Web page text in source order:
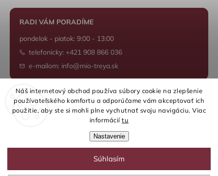
Náš internetový obchod používa súbory cookie na zlepšenie
používateľského komfortu a odporúčame vám akceptovať ich
použitie, aby ste si mohli plne vychutnať svoju navigáciu. Viac
informáciítu
Nastavenie
Súhlasím
RADI VÁM PORADÍME
pondelok - piatok: 9:00 - 13:00
telefonicky: +421 908 866 036
e-mailom: info@mio-treya.sk
Shoptet.sk
Copyright 2026mio-treya.sk. Všetky práva vyhradené.